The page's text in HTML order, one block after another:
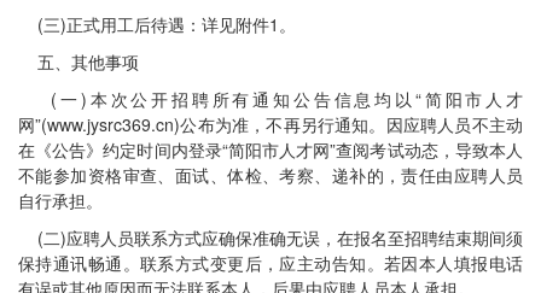
(三)正式用工后待遇：详见附件1。
五、其他事项
(一)本次公开招聘所有通知公告信息均以“简阳市人才
网”(www.jysrc369.cn)公布为准，不再另行通知。因应聘人员不主动
在《公告》约定时间内登录“简阳市人才网”查阅考试动态，导致本人
不能参加资格审查、面试、体检、考察、递补的，责任由应聘人员
自行承担。
(二)应聘人员联系方式应确保准确无误，在报名至招聘结束期间须
保持通讯畅通。联系方式变更后，应主动告知。若因本人填报电话
有误或其他原因而无法联系本人，后果由应聘人员本人承担。